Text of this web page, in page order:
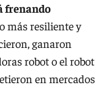
frenando
más resiliente y
ganaron
robot o el robot
en mercados